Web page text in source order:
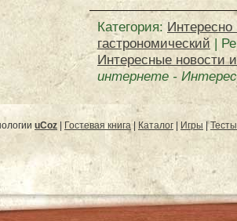
Категория: Интересно
гастрономический |
Интересные новости
интернете -
uCoz Гостевая книга| Каталог Игры |Тесты